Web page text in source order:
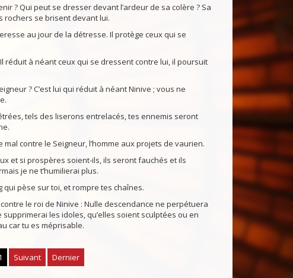
? Qui peut se dresser devant l’ardeur de sa colère ? Sa
rochers se brisent devant lui.
au jour de la détresse. Il protège ceux qui se
réduit à néant ceux qui se dressent contre lui, il poursuit
? C’est lui qui réduit à néant Ninive ; vous ne
tels des liserons entrelacés, tes ennemis seront
mal contre le Seigneur, l’homme aux projets de vaurien.
et si prospères soient-ils, ils seront fauchés et ils
je ne t’humilierai plus.
qui pèse sur toi, et rompre tes chaînes.
le roi de Ninive : Nulle descendance ne perpétuera
les idoles, qu’elles soient sculptées ou en
car tu es méprisable.
Suivant Dernier